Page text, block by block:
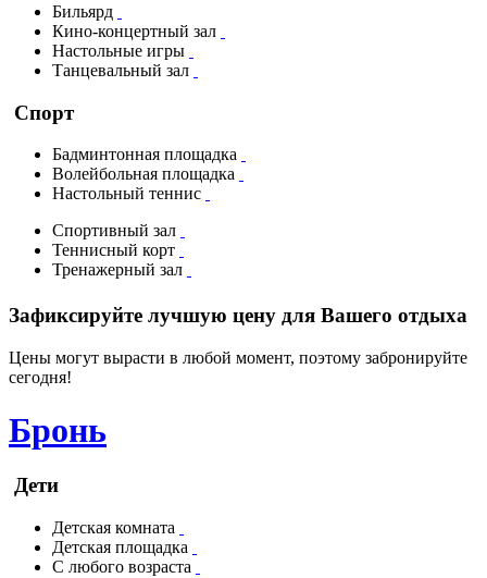
Бильярд
Кино-концертный зал
Настольные игры
Танцевальный зал
Спорт
Бадминтонная площадка
Волейбольная площадка
Настольный теннис
Спортивный зал
Теннисный корт
Тренажерный зал
Зафиксируйте лучшую цену для Вашего отдыха
Цены могут вырасти в любой момент, поэтому забронируйте
сегодня!
Бронь
Дети
Детская комната
Детская площадка
С любого возраста